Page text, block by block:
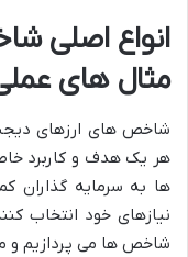
انواع اصلی
مثال های
شاخص های ارزهای
هر یک هدف و کاربرد
ها به سرمایه گذاران
نیازهای خود انتخاب
شاخص ها می پردازیم و